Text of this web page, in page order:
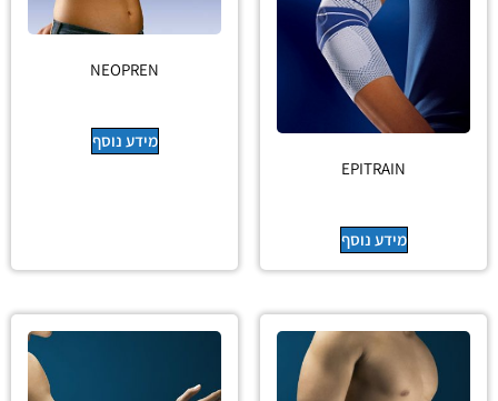
EPITRAIN
מידע נוסף
NEOPREN
מידע נוסף